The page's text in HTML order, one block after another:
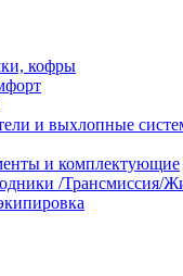
кофры
и выхлопные
и комплектующие
/Трансмиссия/